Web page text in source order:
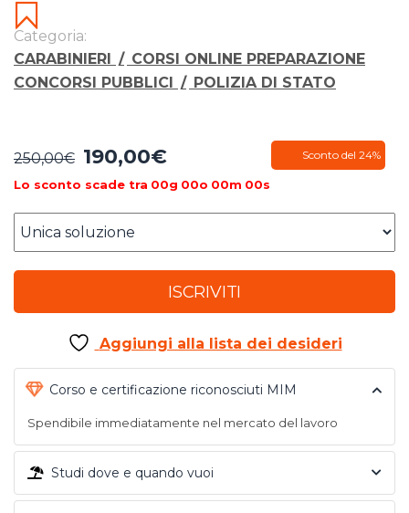
Categoria:
CARABINIERI
/ CORSI ONLINE PREPARAZIONE
CONCORSI PUBBLICI
/ POLIZIA DI STATO
250,00€ Il
prezzo
era:
250,00€.
190,00€Il
attuale
è:
Sconto del 24%
Lo sconto scade tra 00g 00o 00m 00s
ISCRIVITI
Aggiungi alla lista dei desideri
Corso e certificazione riconosciuti MIM
Spendibile immediatamente nel mercato del lavoro
Studi dove e quando vuoi